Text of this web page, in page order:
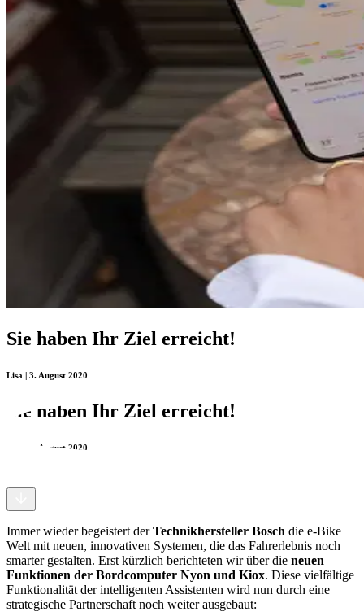
Sie haben Ihr Ziel erreicht!
Lisa | 3. August 2020
Sie haben Ihr Ziel erreicht!
Lisa | 3. August 2020
Immer wieder begeistert derTechnikhersteller Bosch die e-Bike
Welt mit neuen, innovativen Systemen, die das Fahrerlebnis noch
smarter gestalten. Erst kürzlich berichteten wir über die neuen
Funktionen der Bordcomputer Nyon und Kiox. Diese vielfältige
Funktionalität der intelligenten Assistenten wird nun durch eine
strategische Partnerschaft noch weiter ausgebaut: